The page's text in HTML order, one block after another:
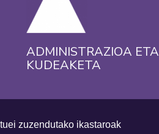
ADMINISTRAZIOA ETA
KUDEAKETA
zuzendutako ikastaroak